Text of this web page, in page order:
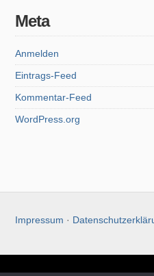
Meta
Anmelden
Eintrags-Feed
Kommentar-Feed
WordPress.org
Impressum ·